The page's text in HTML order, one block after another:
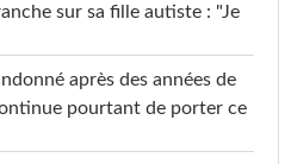
sur sa fille autiste : "Je
après des années de
pourtant de porter ce